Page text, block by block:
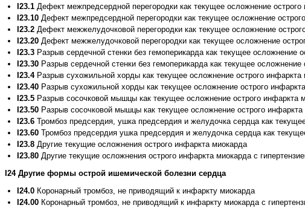
I23.1 Дефект межпредсердной перегородки как текущее осложнение
I23.10 Дефект межпредсердной перегородки как текущее осложнение
I23.2 Дефект межжелудочковой перегородки как текущее осложнение
I23.20 Дефект межжелудочковой перегородки как текущее осложнение
I23.3 Разрыв сердечной стенки без гемоперикарда как текущее осложнение
I23.30 Разрыв сердечной стенки без гемоперикарда как текущее
I23.4Разрыв сухожильной хорды как текущее осложнение острого инфаркта
I23.40 Разрыв сухожильной хорды как текущее осложнение острого
I23.5 Разрыв сосочковой мышцы как текущее осложнение острого инфаркта
I23.50 Разрыв сосочковой мышцы как текущее осложнение острого инфаркта
I23.6 Тромбоз предсердия, ушка предсердия и желудочка сердца как
I23.60 Тромбоз предсердия ушка предсердия и желудочка сердца как
I23.8 Другие текущие осложнения острого инфаркта миокарда
I23.80 Другие текущие осложнения острого инфаркта миокарда с
I24 Другие формы острой ишемической болезни сердца
I24.0 Коронарный тромбоз, не приводящий к инфаркту миокарда
I24.00 Коронарный тромбоз, не приводящий к инфаркту миокарда с